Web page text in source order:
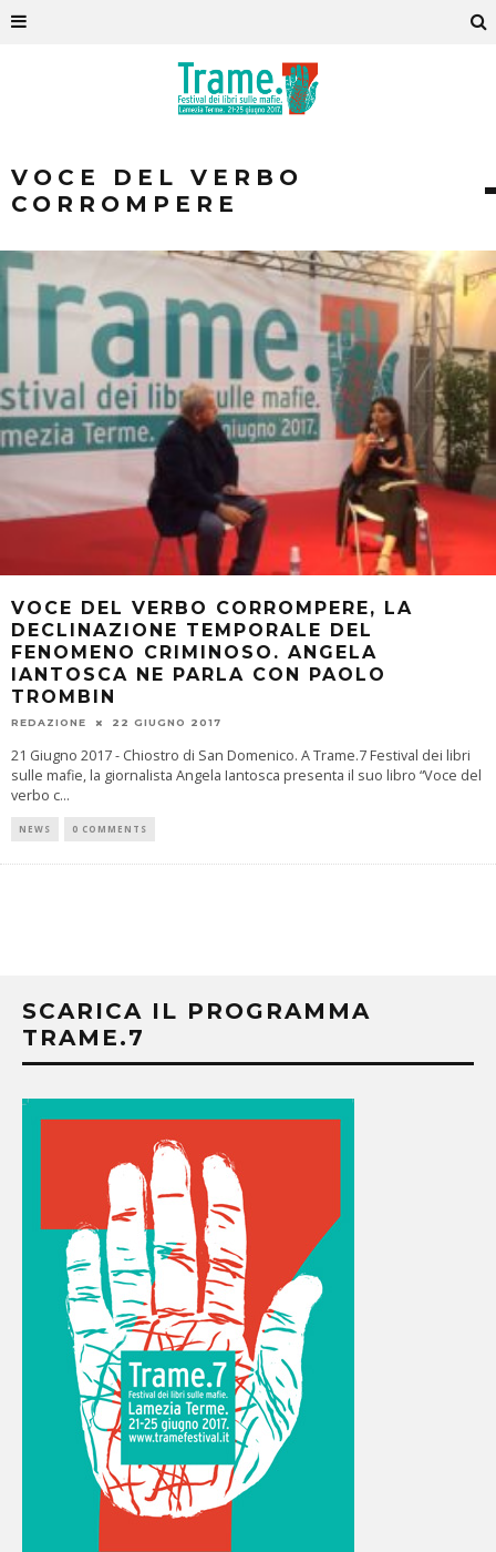
VOCE DEL VERBO
CORROMPERE
VOCE DEL VERBO CORROMPERE, LA
DECLINAZIONE TEMPORALE DEL
FENOMENO CRIMINOSO. ANGELA
IANTOSCA NE PARLA CON PAOLO
TROMBIN
REDAZIONE 22 GIUGNO 2017
21 Giugno 2017 - Chiostro di San Domenico. A Trame.7 Festival dei libri
sulle mafie, la giornalista Angela Iantosca presenta il suo libro “Voce del
verbo c...
NEWS 0 COMMENTS
SCARICA IL PROGRAMMA
TRAME.7